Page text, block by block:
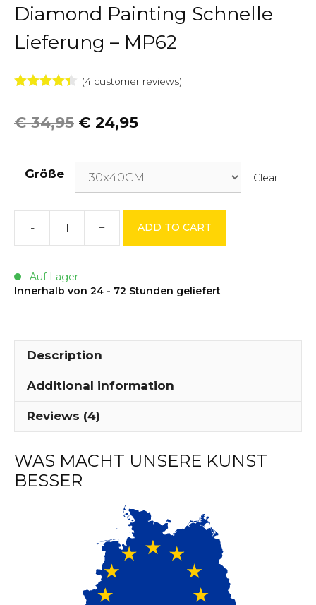
Diamond Painting Schnelle
Lieferung – MP62
(4customer reviews)
€34,95 € 24,95
Größe Clear
-
Diamond
Lieferung
quantity
+ ADD TO CART
Auf Lager
Innerhalb von 24 - 72 Stunden geliefert
Description
Additional information
Reviews (4)
WAS MACHT UNSERE KUNST
BESSER